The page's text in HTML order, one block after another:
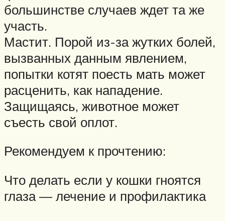
большинстве случаев ждет та же
участь.
Мастит. Порой из-за жутких болей,
вызванных данным явлением,
попытки котят поесть мать может
расценить, как нападение.
Защищаясь, животное может
съесть свой оплот.
Рекомендуем к прочтению:
Что делать если у кошки гноятся
глаза — лечение и профилактика